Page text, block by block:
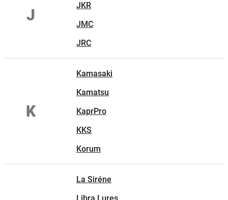
J
JKR
JMC
JRC
K
Kamasaki
Kamatsu
KaprPro
KKS
Korum
La Siréne